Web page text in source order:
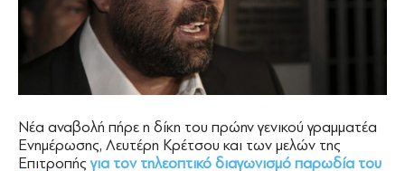
Νέα αναβολή πήρε η δίκη του πρώην γενικού γραμματέα
Ενημέρωσης, Λευτέρη Κρέτσου και των μελών της
Επιτροπήςγια τον τηλεοπτικό διαγωνισμό παρωδία του